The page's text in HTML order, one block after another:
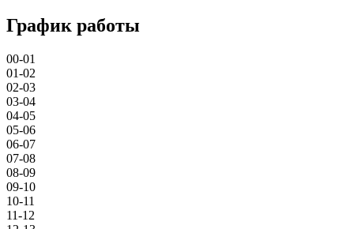
График работы
00-01
01-02
02-03
03-04
04-05
05-06
06-07
07-08
08-09
09-10
10-11
11-12